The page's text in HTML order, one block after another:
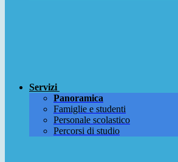
Servizi
Panoramica
Famiglie e studenti
Personale scolastico
Percorsi di studio